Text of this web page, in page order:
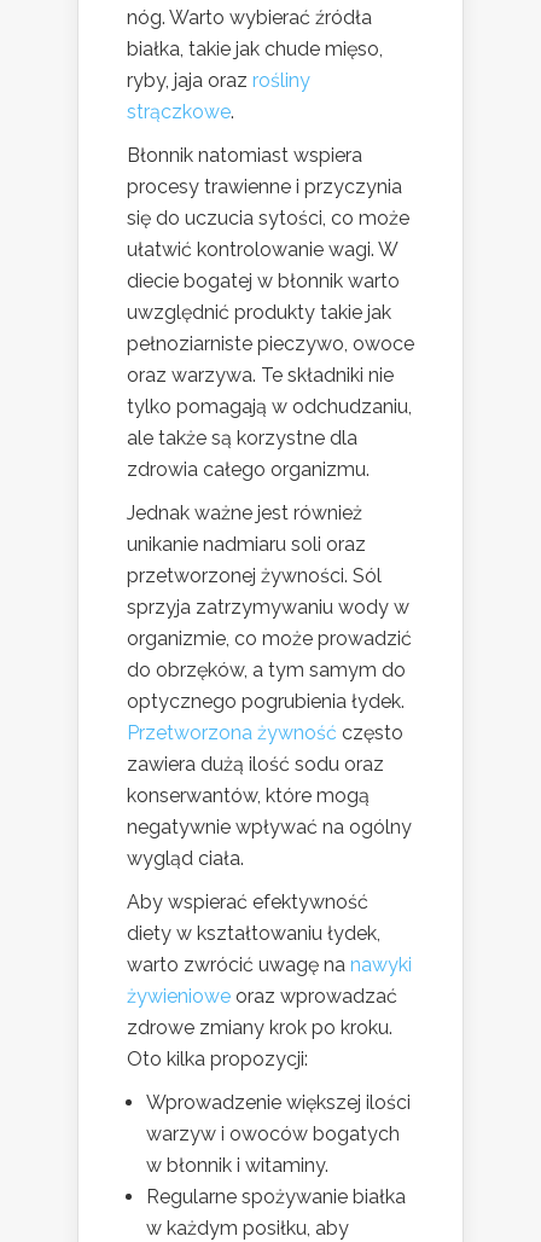
nóg. Warto wybierać źródła
białka, takie jak chude mięso,
ryby, jaja oraz rośliny
strączkowe.
Błonnik natomiast wspiera
procesy trawienne i przyczynia
się do uczucia sytości, co może
ułatwić kontrolowanie wagi. W
diecie bogatej w błonnik warto
uwzględnić produkty takie jak
pełnoziarniste pieczywo, owoce
oraz warzywa. Te składniki nie
tylko pomagają w odchudzaniu,
ale także są korzystne dla
zdrowia całego organizmu.
Jednak ważne jest również
unikanie nadmiaru soli oraz
przetworzonej żywności. Sól
sprzyja zatrzymywaniu wody w
organizmie, co może prowadzić
do obrzęków, a tym samym do
optycznego pogrubienia łydek.
Przetworzona żywność często
zawiera dużą ilość sodu oraz
konserwantów, które mogą
negatywnie wpływać na ogólny
wygląd ciała.
Aby wspierać efektywność
diety w kształtowaniu łydek,
warto zwrócić uwagę na nawyki
żywieniowe oraz wprowadzać
zdrowe zmiany krok po kroku.
Oto kilka propozycji:
Wprowadzenie większej ilości
warzyw i owoców bogatych
w błonnik i witaminy.
Regularne spożywanie białka
w każdym posiłku, aby